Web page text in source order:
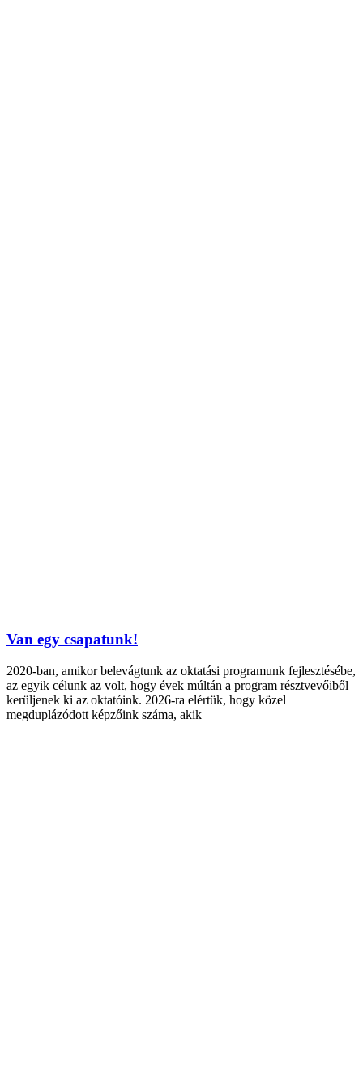
Van egy csapatunk!
2020-ban, amikor belevágtunk az oktatási programunk fejlesztésébe,
az egyik célunk az volt, hogy évek múltán a program résztvevőiből
kerüljenek ki az oktatóink. 2026-ra elértük, hogy közel
megduplázódott képzőink száma, akik